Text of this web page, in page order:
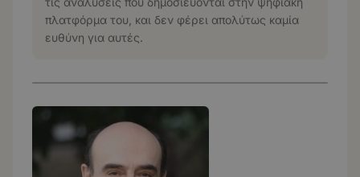
πλατφόρμα του, και δεν φέρει απολύτως καμία
ευθύνη για αυτές.